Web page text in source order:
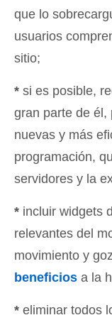
que lo
usuarios
sitio;
* si es posible,
gran parte de él,
nuevas y más
programación,
servidores y la
* incluir widgets
relevantes del
movimiento y
beneficios a la
* eliminar todos